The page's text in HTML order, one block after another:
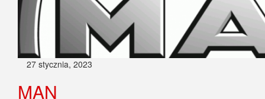
27 stycznia, 2023
MAN